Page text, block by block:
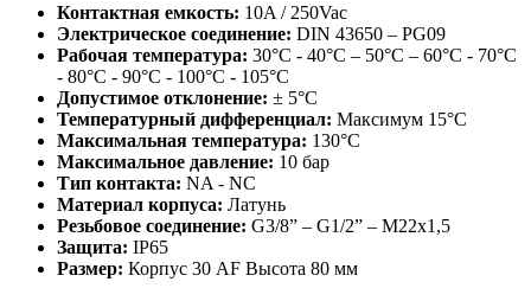
Контактная емкость: 10A / 250Vac
Электрическое соединение: DIN 43650 – PG09
Рабочая температура: 30°C - 40°C – 50°C – 60°C - 70°C
- 80°C - 90°C - 100°C - 105°C
Допустимое отклонение: ± 5°C
Температурный дифференциал: Максимум 15°C
Максимальная температура: 130°C
Максимальное давление: 10 бар
Тип контакта: NA - NC
Материал корпуса: Латунь
Резьбовое соединение: G3/8” – G1/2” – M22x1,5
Защита: IP65
Размер: Корпус 30 AF Высота 80 мм